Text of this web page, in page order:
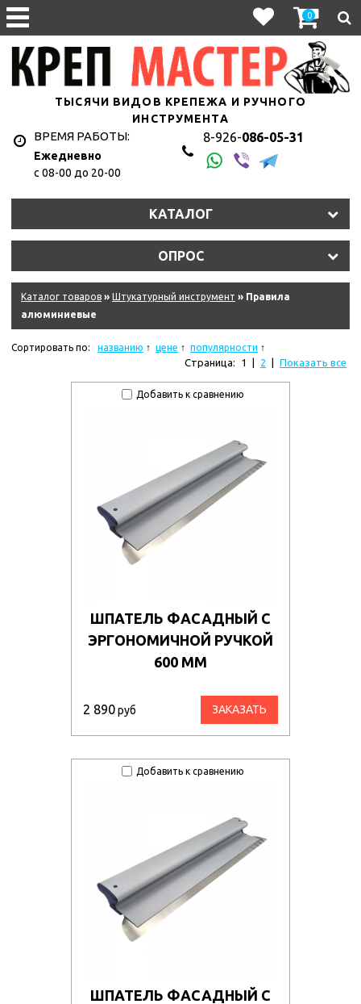
0
ТЫСЯЧИ ВИДОВ КРЕПЕЖА И РУЧНОГО
ИНСТРУМЕНТА
ВРЕМЯ РАБОТЫ:
Ежедневно
с 08-00 до 20-00
8-926-086-05-31
КАТАЛОГ
ОПРОС
Каталог товаров » Штукатурный инструмент » Правила
алюминиевые
Сортировать по: названию цене популярности
Страница: 1 2 Показать все
Добавить к сравнению
ШПАТЕЛЬ ФАСАДНЫЙ С
ЭРГОНОМИЧНОЙ РУЧКОЙ
600 ММ
2 890руб ЗАКАЗАТЬ
Добавить к сравнению
ШПАТЕЛЬ ФАСАДНЫЙ С